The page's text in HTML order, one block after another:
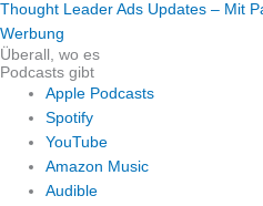
Thought Leader Ads Updates – Mit
Werbung
Überall, wo es
Podcasts gibt
Apple Podcasts
Spotify
YouTube
Amazon Music
Audible